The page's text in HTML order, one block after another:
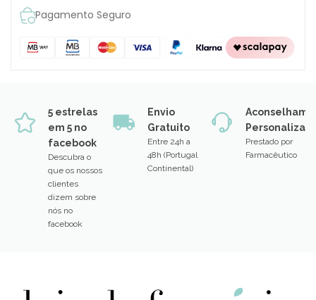
Pagamento Seguro
5 estrelas
em 5 no
facebook
Descubra o
que os nossos
clientes
dizem sobre
nós no
facebook
Envio
Gratuito
Entre 24h a
48h (Portugal
Continental)
Prestado por
Farmacêutico